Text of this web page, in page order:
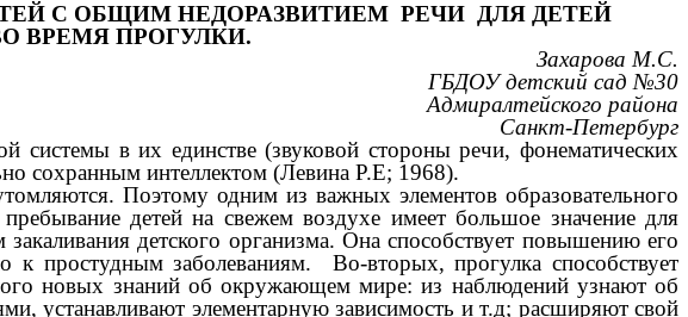
С ОБЩИМ НЕДОРАЗВИТИЕМ РЕЧИ ДЛЯ ДЕТЕЙ
ВРЕМЯ ПРОГУЛКИ.
Захарова М.С.
ГБДОУ детский сад №30
Адмиралтейского района
Санкт-Петербург
в их единстве (звуковой стороны речи, фонематических
сохранным интеллектом (Левина Р.Е; 1968).
Поэтому одним из важных элементов образовательного
детей на свежем воздухе имеет большое значение для
детского организма. Она способствует повышению его
к простудным заболеваниям. Во-вторых, прогулка способствует
новых знаний об окружающем мире: из наблюдений узнают об
устанавливают элементарную зависимость и т.д; расширяют свой